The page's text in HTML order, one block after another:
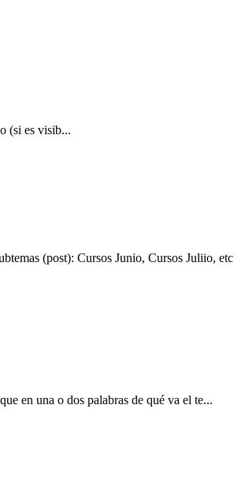
(si es visib...
(post): Cursos Junio, Cursos Juliio, etc
en una o dos palabras de qué va el te...